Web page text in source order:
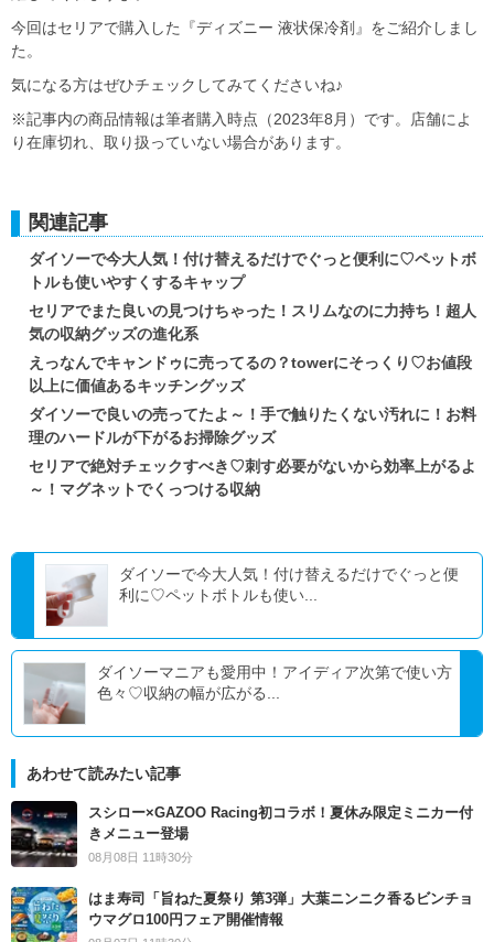
今回はセリアで購入した『ディズニー 液状保冷剤』をご紹介しまし
た。
気になる方はぜひチェックしてみてくださいね♪
※記事内の商品情報は筆者購入時点（2023年8月）です。店舗によ
り在庫切れ、取り扱っていない場合があります。
関連記事
ダイソーで今大人気！付け替えるだけでぐっと便利に♡ペットボ
トルも使いやすくするキャップ
セリアでまた良いの見つけちゃった！スリムなのに力持ち！超人
気の収納グッズの進化系
えっなんでキャンドゥに売ってるの？towerにそっくり♡お値段
以上に価値あるキッチングッズ
ダイソーで良いの売ってたよ～！手で触りたくない汚れに！お料
理のハードルが下がるお掃除グッズ
セリアで絶対チェックすべき♡刺す必要がないから効率上がるよ
～！マグネットでくっつける収納
ダイソーで今大人気！付け替えるだけでぐっと便
利に♡ペットボトルも使い...
ダイソーマニアも愛用中！アイディア次第で使い方
色々♡収納の幅が広がる...
あわせて読みたい記事
スシロー×GAZOO Racing初コラボ！夏休み限定ミニカー付
きメニュー登場
08月08日 11時30分
はま寿司「旨ねた夏祭り 第3弾」大葉ニンニク香るビンチョ
ウマグロ100円フェア開催情報